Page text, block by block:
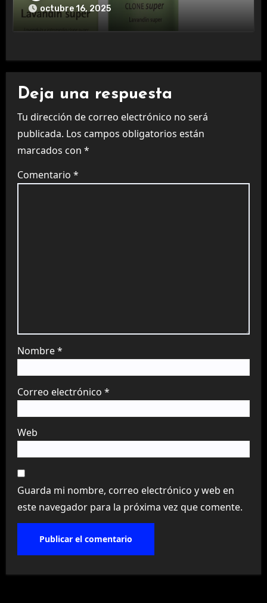
octubre 16, 2025
Deja una respuesta
Tu dirección de correo electrónico no será
publicada. Los campos obligatorios están
marcados con *
Comentario *
Nombre*
Correo electrónico *
Web
Guarda mi nombre, correo electrónico y web en
este navegador para la próxima vez que comente.